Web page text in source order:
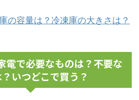
の容量は？冷凍庫の大きさは？
電で必要なものは？不要な
いつどこで買う？